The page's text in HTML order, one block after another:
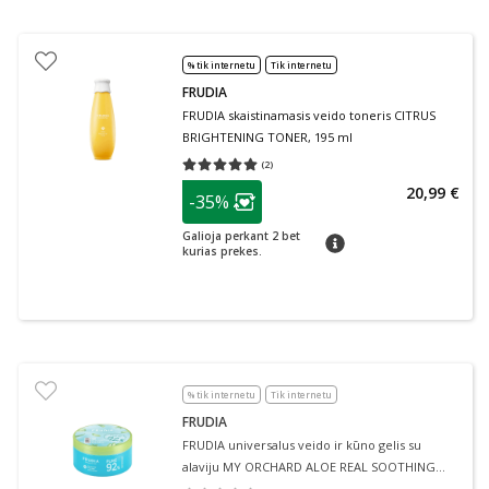
% tik internetu Tik internetu
FRUDIA
FRUDIA skaistinamasis veido toneris CITRUS
BRIGHTENING TONER, 195 ml
(2)
Vidutinis įvertinimas 5.00
patarimas
Lojalumo klubo narių nuolaida
-35%
Galioja perkant 2 bet
kurias prekes.
patarimas
20,99 €
% tik internetu Tik internetu
FRUDIA
FRUDIA universalus veido ir kūno gelis su
alaviju MY ORCHARD ALOE REAL SOOTHING